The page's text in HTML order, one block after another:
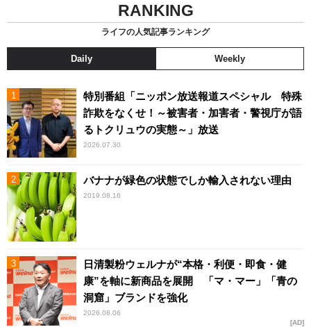
RANKING
ライフの人気記事ランキング
Daily Weekly
特別番組「ニッポン放送報道スペシャル 特殊
詐欺をなくせ！～被害者・加害者・警視庁が語
るトクリュウの実態～」放送
2026.07.30
バナナが緑色の状態でしか輸入されない理由
2019.08.16
日清製粉ウェルナが“本格・利便・即食・健
康”を軸に新商品を展開 「マ・マー」「青の
洞窟」ブランドを強化
2026.08.06
AD